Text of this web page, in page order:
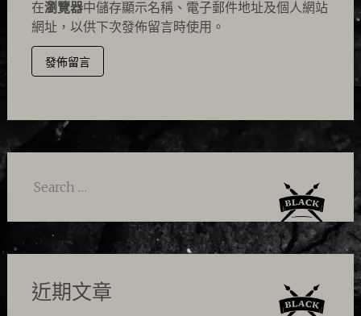
在瀏覽器中儲存顯示名稱、電子郵件地址及個人網站
網址，以供下次發佈留言時使用。
Search
近期文章